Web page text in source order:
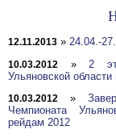
12.11.2013 » 24.04.-
10.03.2012 » 2
Ульяновской
10.03.2012 »
Чемпионата
рейдам 2012